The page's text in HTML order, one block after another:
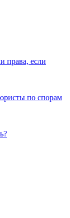
права, если
по спорам